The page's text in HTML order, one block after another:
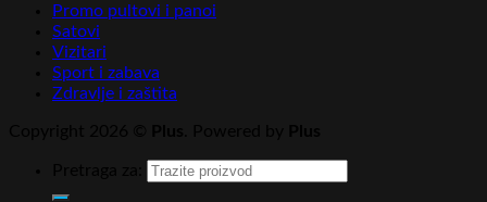
Promo pultovi i panoi
Satovi
Vizitari
Sport i zabava
Zdravlje i zaštita